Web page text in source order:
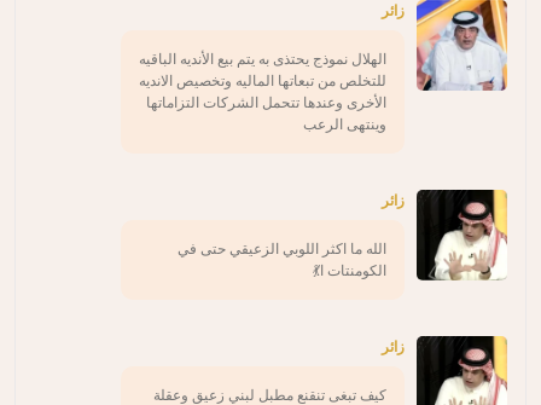
زائر
الهلال نموذج يحتذى به يتم بيع الأنديه الباقيه
للتخلص من تبعاتها الماليه وتخصيص الانديه
الأخرى وعندها تتحمل الشركات التزاماتها
وينتهى الرعب
زائر
الله ما اكثر اللوبي الزعيقي حتى في
الكومنتات ا💃
زائر
كيف تبغى تنقنع مطبل لبني زعيق وعقلة